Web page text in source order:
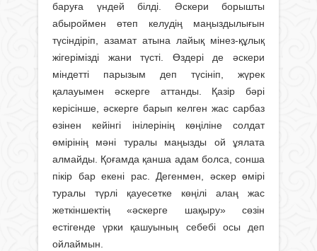
баруға үндей білді. Әскери борышты
абыроймен өтеп келудің маңыздылығын
түсіндіріп, азамат атына лайық мінез-құлық
жігерімізді жани түсті. Өздері де әскери
міндетті парызым деп түсініп, жүрек
қалауымен әскерге аттанды. Қазір бәрі
керісінше, әскерге барып келген жас сарбаз
өзінен кейінгі інілерінің көңіліне солдат
өмірінің мәні туралы маңызды ой ұялата
алмайды. Қоғамда қанша адам болса, сонша
пікір бар екені рас. Дегенмен, әскер өмірі
туралы түрлі қауесетке көңілі алаң жас
жеткіншектің «әскерге шақыру» сөзін
естігенде үрки қашуының себебі осы деп
ойлаймын.